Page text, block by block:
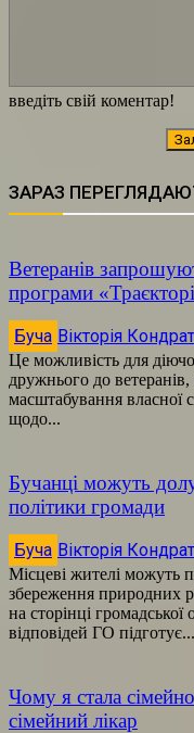
введіть свій коментар!
ЗАРАЗ
Ветеранів
програми
Буча Вікторія
Це можливість для
дружнього до
масштабування власної
щодо...
Бучанці можуть
політики громади
Буча Вікторія
Місцеві жителі можуть
збереження природних
на сторінці громадської
відповідей ГО підготує...
Чому я стала
сімейний лікар